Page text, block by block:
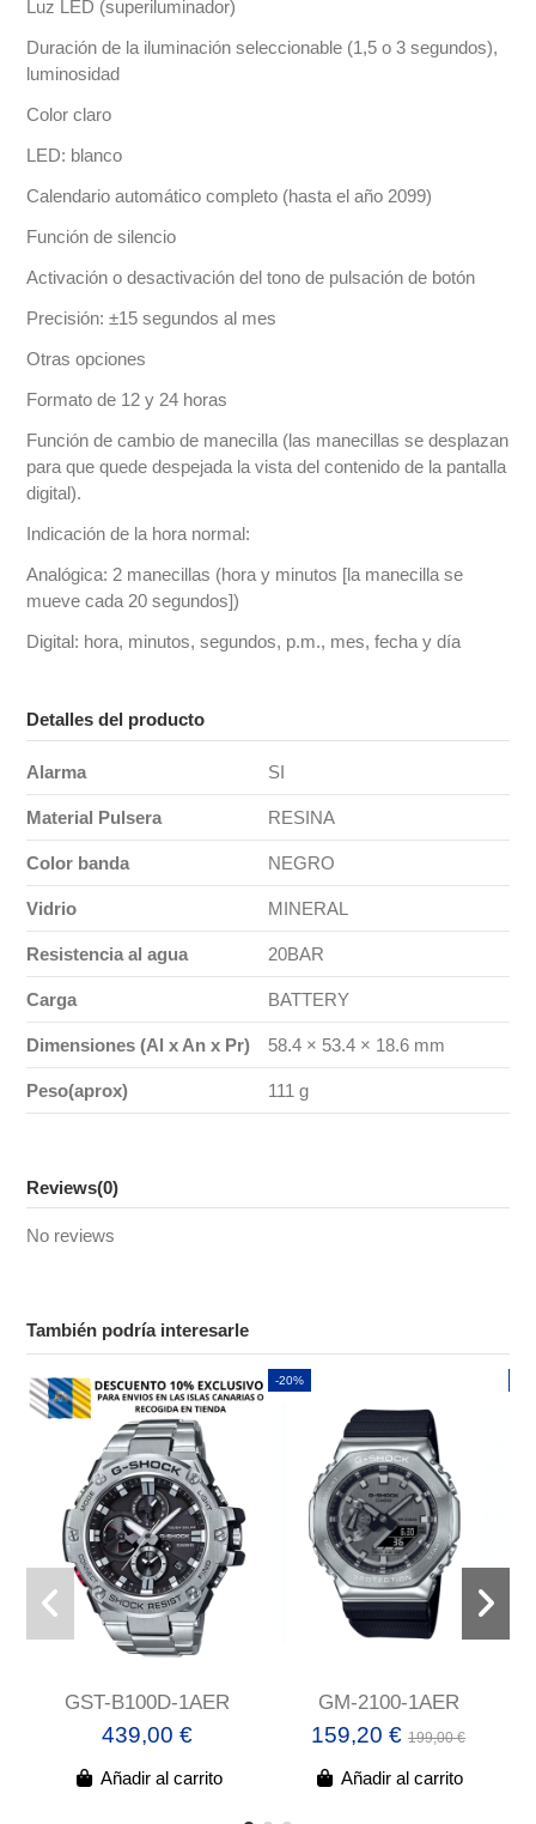
Luz LED (superiluminador)
Duración de la iluminación seleccionable (1,5 o 3 segundos),
luminosidad
Color claro
LED: blanco
Calendario automático completo (hasta el año 2099)
Función de silencio
Activación o desactivación del tono de pulsación de botón
Precisión: ±15 segundos al mes
Otras opciones
Formato de 12 y 24 horas
Función de cambio de manecilla (las manecillas se desplazan
para que quede despejada la vista del contenido de la pantalla
digital).
Indicación de la hora normal:
Analógica: 2 manecillas (hora y minutos [la manecilla se
mueve cada 20 segundos])
Digital: hora, minutos, segundos, p.m., mes, fecha y día
Detalles del producto
Alarma SI
Material Pulsera RESINA
Color banda NEGRO
Vidrio MINERAL
Resistencia al agua 20BAR
Carga BATTERY
Dimensiones (Al x An x Pr) 58.4 × 53.4 × 18.6 mm
Peso(aprox) 111 g
Reviews(0)
No reviews
También podría interesarle
GST-B100D-1AER
439,00 €
Añadir al carrito
-20%
GM-2100-1AER
159,20 €199,00 €
Añadir al carrito